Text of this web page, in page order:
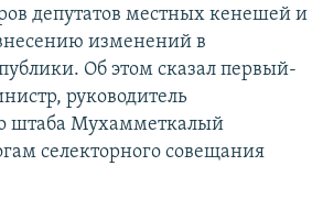
депутатов местных кенешей и
изменений в
Об этом сказал первый-
руководитель
штаба Мухамметкалый
селекторного совещания